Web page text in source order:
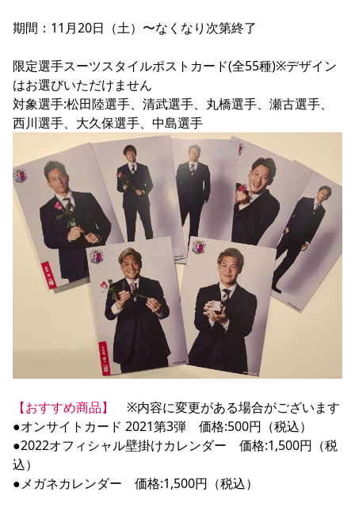
期間：11月20日（土）〜なくなり次第終了
限定選手スーツスタイルポストカード(全55種)※デザイン
はお選びいただけません
対象選手:松田陸選手、清武選手、丸橋選手、瀬古選手、
【おすすめ商品】
※内容に変更がある場合がございます
●オンサイトカード 2021第3弾　価格:500円（税込）
●2022オフィシャル壁掛けカレンダー　価格:1,500円（税
込）
●メガネカレンダー　価格:1,500円（税込）